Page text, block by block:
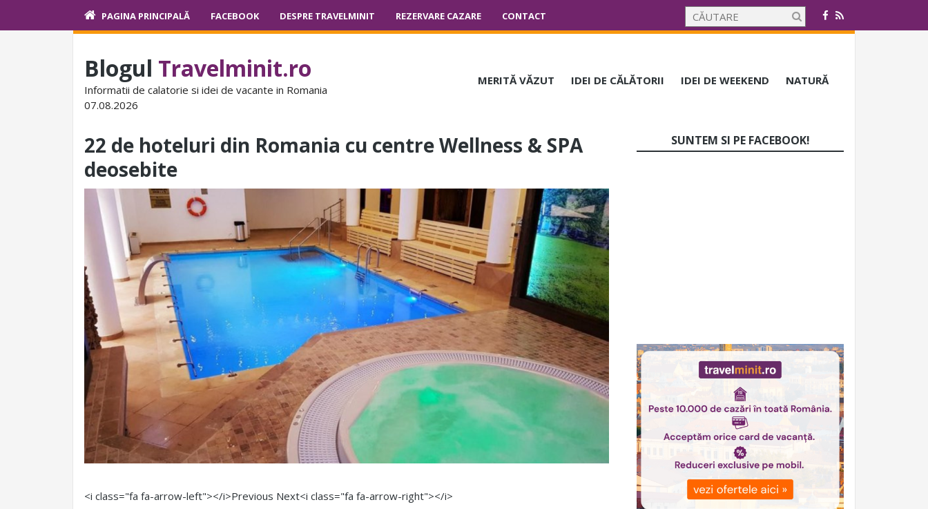
PAGINA PRINCIPALĂ FACEBOOK DESPRE TRAVELMINIT REZERVARE CAZARE CONTACT
Blogul Travelminit.ro
Informatii de calatorie si idei de vacante in Romania
07.08.2026
MERITĂ VĂZUT IDEI DE CĂLĂTORII IDEI DE WEEKEND NATURĂ
22 de hoteluri din Romania cu centre Wellness & SPA
deosebite
<i class="fa fa-arrow-left"></i>Previous Next<i class="fa fa-arrow-right"></i>
SUNTEM SI PE FACEBOOK!